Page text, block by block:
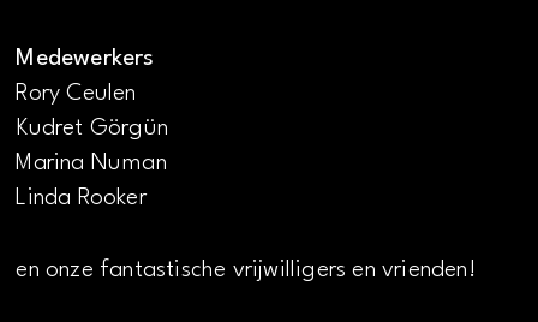
Medewerkers
Rory Ceulen
Kudret Görgün
Marina Numan
Linda Rooker
en onze fantastische vrijwilligers en vrienden!